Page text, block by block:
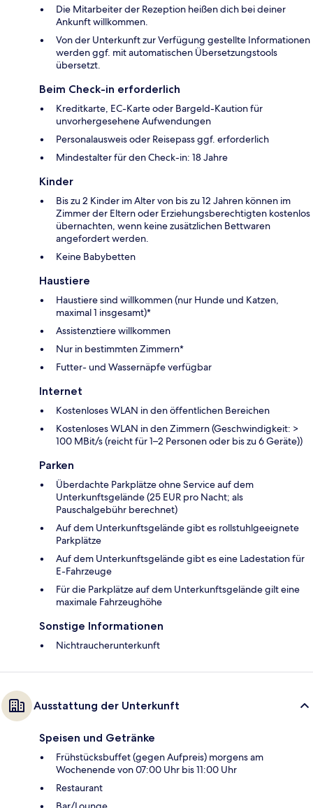
Die Mitarbeiter der Rezeption heißen dich bei deiner
Ankunft willkommen.
Von der Unterkunft zur Verfügung gestellte Informationen
werden ggf. mit automatischen Übersetzungstools
übersetzt.
Beim Check-in erforderlich
Kreditkarte, EC-Karte oder Bargeld-Kaution für
unvorhergesehene Aufwendungen
Personalausweis oder Reisepass ggf. erforderlich
Mindestalter für den Check-in: 18 Jahre
Kinder
Bis zu 2 Kinder im Alter von bis zu 12 Jahren können im
Zimmer der Eltern oder Erziehungsberechtigten kostenlos
übernachten, wenn keine zusätzlichen Bettwaren
angefordert werden.
Keine Babybetten
Haustiere
Haustiere sind willkommen (nur Hunde und Katzen,
maximal 1 insgesamt)*
Assistenztiere willkommen
Nur in bestimmten Zimmern*
Futter- und Wassernäpfe verfügbar
Internet
Kostenloses WLAN in den öffentlichen Bereichen
Kostenloses WLAN in den Zimmern (Geschwindigkeit: >
100 MBit/s (reicht für 1–2 Personen oder bis zu 6 Geräte))
Parken
Überdachte Parkplätze ohne Service auf dem
Unterkunftsgelände (25 EUR pro Nacht; als
Pauschalgebühr berechnet)
Auf dem Unterkunftsgelände gibt es rollstuhlgeeignete
Parkplätze
Auf dem Unterkunftsgelände gibt es eine Ladestation für
E-Fahrzeuge
Für die Parkplätze auf dem Unterkunftsgelände gilt eine
maximale Fahrzeughöhe
Sonstige Informationen
Nichtraucherunterkunft
Ausstattung der Unterkunft
Speisen und Getränke
Frühstücksbuffet (gegen Aufpreis) morgens am
Wochenende von 07:00 Uhr bis 11:00 Uhr
Restaurant